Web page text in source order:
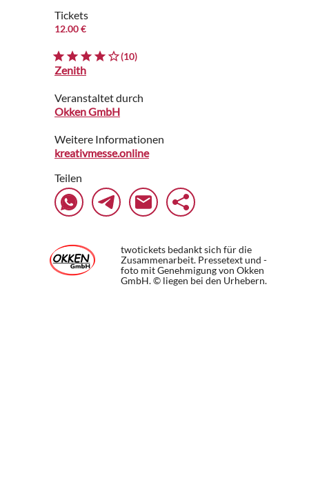
Tickets
12.00 €
(10)
Zenith
Veranstaltet durch
Okken GmbH
Weitere Informationen
kreativmesse.online
Teilen
twotickets bedankt sich für die
Zusammenarbeit. Pressetext und -
foto mit Genehmigung von Okken
GmbH. © liegen bei den Urhebern.